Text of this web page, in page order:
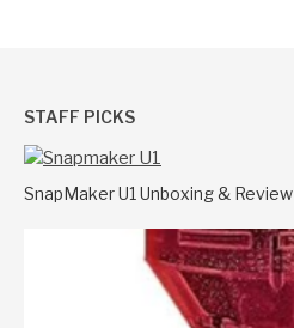
STAFF PICKS
SnapMaker U1 Unboxing & Review